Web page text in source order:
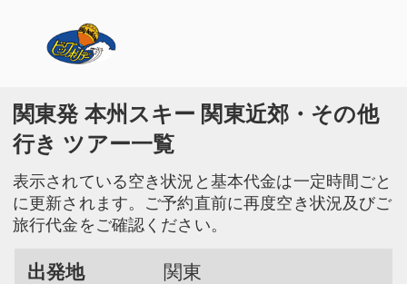
関東発 本州スキー 関東近郊・その他
行き ツアー一覧
表示されている空き状況と基本代金は一定時間ごと
に更新されます。ご予約直前に再度空き状況及びご
旅行代金をご確認ください。
出発地
関東